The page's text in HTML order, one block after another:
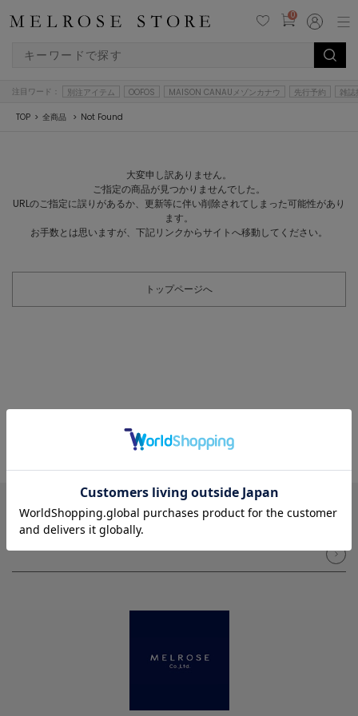
0
注目ワード： 別注アイテム OOFOS MAISON CANAUメゾンカナウ 先行予約 雑誌
TOP 全商品 Not Found
大変申し訳ありません。
ご指定の商品が見つかりませんでした。
URLのご指定に誤りがあるか、更新等に伴い削除されてしまった可能性があり
ます。
お手数とは思いますが、下記リンクからサイトへ移動してください。
トップページへ
NEWSLETTER メルマガ登録